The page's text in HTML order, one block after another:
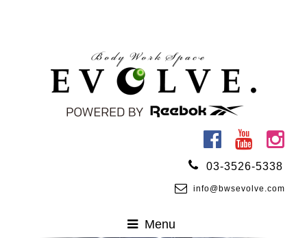
03-3526-5338
info@bwsevolve.com